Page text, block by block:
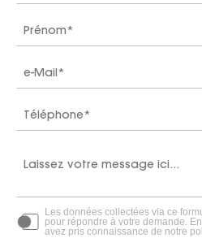
Les données collectées via ce
pour répondre à votre demande.
avez pris connaissance de notre